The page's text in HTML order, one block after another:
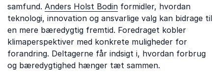
samfund. Anders Holst Bodin formidler, hvordan
teknologi, innovation og ansvarlige valg kan bidrage til
en mere bæredygtig fremtid. Foredraget kobler
klimaperspektiver med konkrete muligheder for
forandring. Deltagerne får indsigt i, hvordan forbrug
og bæredygtighed hænger tæt sammen.